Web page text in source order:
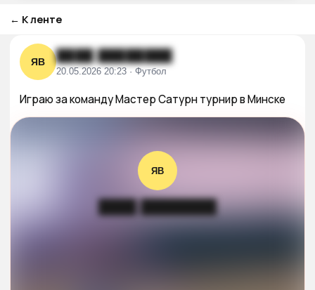
← К ленте
ЯВ ████ ████████
20.05.2026 20:23 · Футбол
Играю за команду Мастер Сатурн турнир в Минске
ЯВ
████ ████████